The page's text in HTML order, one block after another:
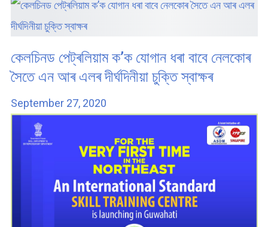
কেলচিনড পেট্ৰলিয়াম ক’ক যোগান ধৰা বাবে নেলকোৰ
সৈতে এন আৰ এলৰ দীৰ্ঘদিনীয়া চুক্তি স্বাক্ষৰ
September 27, 2020